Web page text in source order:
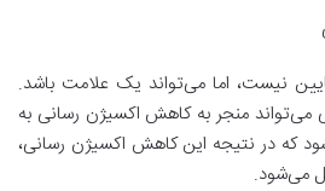
نیست، اما می‌تواند یک علامت باشد.
می‌تواند منجر به کاهش اکسیژن رسانی به
که در نتیجه این کاهش اکسیژن رسانی،
می‌شود.